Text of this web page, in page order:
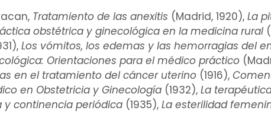
Tratamiento de las anexitis (Madrid, 1920), La
obstétrica y ginecológica en la medicina rural
Los vómitos, los edemas y las hemorragias del
Orientaciones para el médico práctico
en el tratamiento del cáncer uterino (1916),
en Obstetricia y Ginecología (1932), La
continencia periódica (1935), La esterilidad